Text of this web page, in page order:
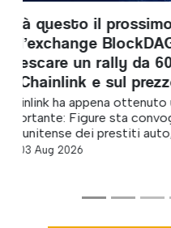
L'Algarve ospita la
conferenza sulla
Il 19 giugno 2026, oltre
sono riuniti presso il
in - 31 Jul 2026